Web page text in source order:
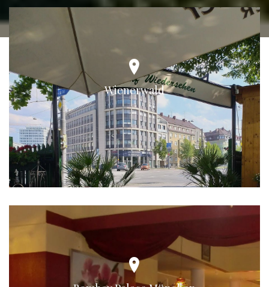
Wienerwald